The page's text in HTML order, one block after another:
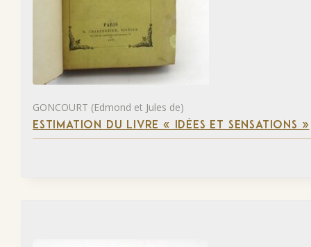
GONCOURT (Edmond et Jules de)
ESTIMATION DU LIVRE « IDÉES ET SENSATIONS »